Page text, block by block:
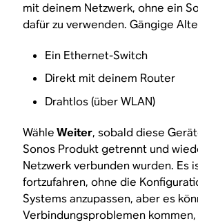
mit deinem Netzwerk, ohne ein
dafür zu verwenden. Gängige
Ein Ethernet-Switch
Direkt mit deinem Router
Drahtlos (über WLAN)
WähleWeiter, sobald diese
Sonos Produkt getrennt und
Netzwerk verbunden wurden. Es
fortzufahren, ohne die
Systems anzupassen, aber es
Verbindungsproblemen